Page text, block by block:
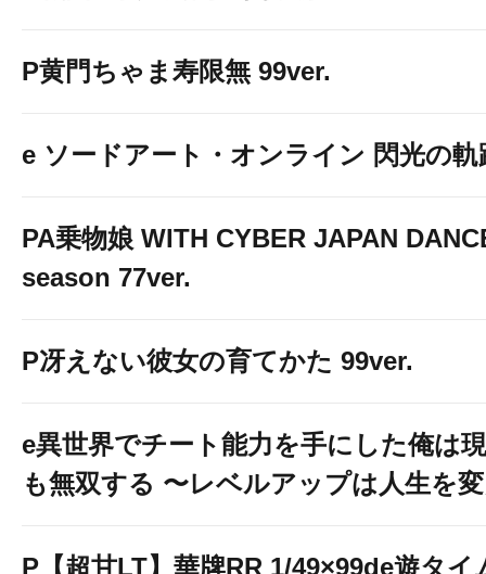
P黄門ちゃま寿限無 99ver.
e ソードアート・オンライン 閃光の軌
PA乗物娘 WITH CYBER JAPAN
season 77ver.
P冴えない彼女の育てかた 99ver.
e異世界でチート能力を手にした俺は
も無双する 〜レベルアップは人生を
P【超甘LT】華牌RR 1/49×99de遊タイ